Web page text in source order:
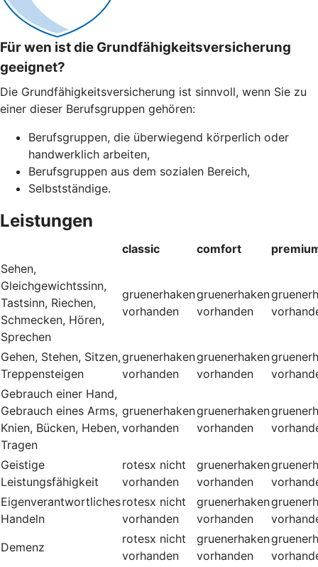
Für wen ist die Grundfähigkeitsversicherung
geeignet?
Die Grundfähigkeitsversicherung ist sinnvoll, wenn Sie zu
einer dieser Berufsgruppen gehören:
Berufsgruppen, die überwiegend körperlich oder
handwerklich arbeiten,
Berufsgruppen aus dem sozialen Bereich,
Selbstständige.
Leistungen
classic comfort
Sehen,
Gleichgewichtssinn,
Tastsinn, Riechen,
Schmecken, Hören,
Sprechen
gruenerhaken
vorhanden
gruenerhaken
vorhanden
Gehen, Stehen, Sitzen,
Treppensteigen
gruenerhaken
vorhanden
gruenerhaken
vorhanden
Gebrauch einer Hand,
Gebrauch eines Arms,
Knien, Bücken, Heben,
Tragen
gruenerhaken
vorhanden
gruenerhaken
vorhanden
Geistige
Leistungsfähigkeit
rotesx nicht
vorhanden
gruenerhaken
vorhanden
Eigenverantwortliches
Handeln
rotesx nicht
vorhanden
gruenerhaken
vorhanden
Demenz
rotesx nicht
vorhanden
gruenerhaken
vorhanden